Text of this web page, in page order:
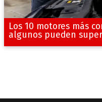
Los 10 motores más
algunos pueden